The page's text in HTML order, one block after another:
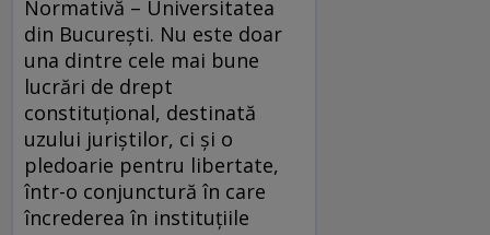
Normativă – Universitatea
din București. Nu este doar
una dintre cele mai bune
lucrări de drept
constituțional, destinată
uzului juriștilor, ci și o
pledoarie pentru libertate,
într-o conjunctură în care
încrederea în instituțiile